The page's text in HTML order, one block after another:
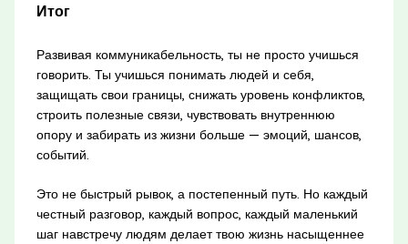
Итог
Развивая коммуникабельность, ты не просто учишься
говорить. Ты учишься понимать людей и себя,
защищать свои границы, снижать уровень конфликтов,
строить полезные связи, чувствовать внутреннюю
опору и забирать из жизни больше — эмоций, шансов,
событий.
Это не быстрый рывок, а постепенный путь. Но каждый
честный разговор, каждый вопрос, каждый маленький
шаг навстречу людям делает твою жизнь насыщеннее